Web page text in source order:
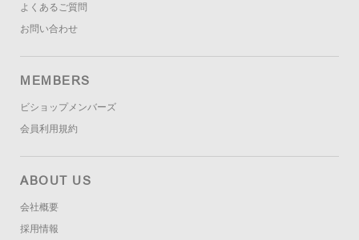
よくあるご質問
お問い合わせ
MEMBERS
ビショップメンバーズ
会員利用規約
ABOUT US
会社概要
採用情報